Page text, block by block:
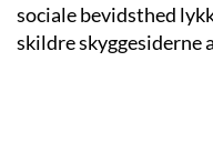
sociale bevidsthed
skildre skyggesiderne